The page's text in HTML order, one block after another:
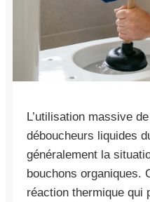
L’utilisation massive
déboucheurs liquides
généralement la
bouchons organiques.
réaction thermique qui